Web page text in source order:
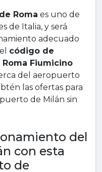
Roma es uno de
de Italia, y será
adecuado
código de
Fiumicino
del aeropuerto
las ofertas para
de Milán sin
del
con esta
de